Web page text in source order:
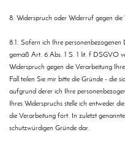
8. Widerspruch oder Widerruf gegen
8.1. Sofern ich Ihre
gemäß Art. 6 Abs. 1 S. 1 lit. f DSGVO
Widerspruch gegen die Verarbeitung
Fall teilen Sie mir bitte die Gründe - die
aufgrund derer ich Ihre
Ihres Widerspruchs stelle ich entweder
die Verarbeitung fort. In zuletzt
schutzwürdigen Gründe dar.